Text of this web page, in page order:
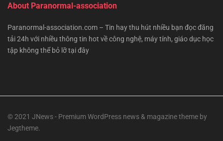
About Paranormal-association
Paranormal-association.com – Tin hay thu hút nhiều bạn đọc đăng
tải 24h với nhiều thông tin hot về công nghệ, máy tính, giáo dục học
tập không thể bỏ lỡ tại đây
© 2021 JNews - Premium WordPress news & magazine theme by
Jegtheme.